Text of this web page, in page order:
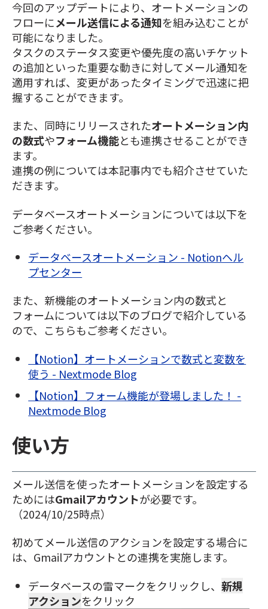
今回のアップデートにより、オートメーションの
フローにメール送信による通知を組み込むことが
可能になりました。
タスクのステータス変更や優先度の高いチケット
の追加といった重要な動きに対してメール通知を
適用すれば、変更があったタイミングで迅速に把
握することができます。
また、同時にリリースされたオートメーション内
の数式やフォーム機能とも連携させることができ
ます。
連携の例については本記事内でも紹介させていた
だきます。
データベースオートメーションについては以下を
ご参考ください。
データベースオートメーション - Notionヘル
プセンター
また、新機能のオートメーション内の数式と
フォームについては以下のブログで紹介している
ので、こちらもご参考ください。
【Notion】オートメーションで数式と変数を
使う - Nextmode Blog
【Notion】フォーム機能が登場しました！ -
Nextmode Blog
使い方
メール送信を使ったオートメーションを設定する
ためにはGmailアカウントが必要です。
（2024/10/25時点）
初めてメール送信のアクションを設定する場合に
は、Gmailアカウントとの連携を実施します。
データベースの雷マークをクリックし、新規
アクションをクリック